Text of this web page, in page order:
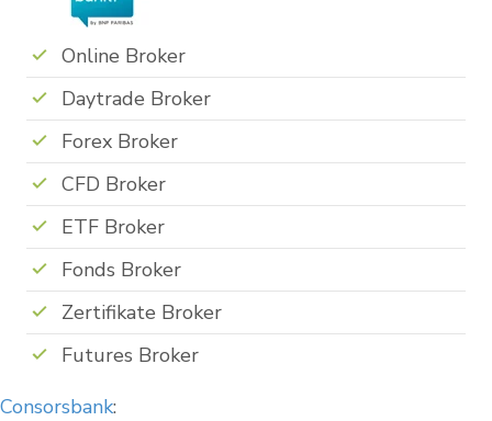
Online Broker
Daytrade Broker
Forex Broker
CFD Broker
ETF Broker
Fonds Broker
Zertifikate Broker
Futures Broker
Consorsbank: